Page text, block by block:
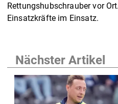
Rettungshubschrauber vor
Einsatzkräfte im Einsatz.
Nächster Artikel